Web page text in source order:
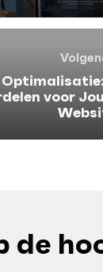
voor
de